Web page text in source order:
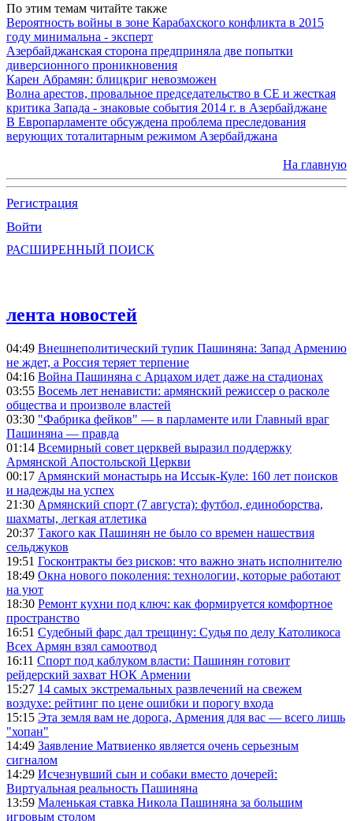
По этим темам читайте также
Вероятность войны в зоне Карабахского конфликта в 2015
году минимальна - эксперт
Азербайджанская сторона предприняла две попытки
диверсионного проникновения
Карен Абрамян: блицкриг невозможен
Волна арестов, провальное председательство в СЕ и жесткая
критика Запада - знаковые события 2014 г. в Азербайджане
В Европарламенте обсуждена проблема преследования
верующих тоталитарным режимом Азербайджана
На главную
Регистрация
Войти
РАСШИРЕННЫЙ ПОИСК
лента новостей
04:49 Внешнеполитический тупик Пашиняна: Запад Армению
не ждет, а Россия теряет терпение
04:16 Война Пашиняна с Арцахом идет даже на стадионах
03:55 Восемь лет ненависти: армянский режиссер о расколе
общества и произволе властей
03:30 "Фабрика фейков" — в парламенте или Главный враг
Пашиняна — правда
01:14 Всемирный совет церквей выразил поддержку
Армянской Апостольской Церкви
00:17 Армянский монастырь на Иссык-Куле: 160 лет поисков
и надежды на успех
21:30 Армянский спорт (7 августа): футбол, единоборства,
шахматы, легкая атлетика
20:37 Такого как Пашинян не было со времен нашествия
сельджуков
19:51 Госконтракты без рисков: что важно знать исполнителю
18:49 Окна нового поколения: технологии, которые работают
на уют
18:30 Ремонт кухни под ключ: как формируется комфортное
пространство
16:51 Судебный фарс дал трещину: Судья по делу Католикоса
Всех Армян взял самоотвод
16:11 Спорт под каблуком власти: Пашинян готовит
рейдерский захват НОК Армении
15:27 14 самых экстремальных развлечений на свежем
воздухе: рейтинг по цене ошибки и порогу входа
15:15 Эта земля вам не дорога, Армения для вас — всего лишь
"хопан"
14:49 Заявление Матвиенко является очень серьезным
сигналом
14:29 Исчезнувший сын и собаки вместо дочерей:
Виртуальная реальность Пашиняна
13:59 Маленькая ставка Никола Пашиняна за большим
игровым столом